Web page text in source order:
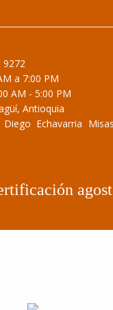
9272
a 7:00 PM
AM - 5:00 PM
Antioquia
Echavarria